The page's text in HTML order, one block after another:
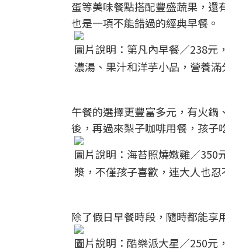
蛋等美味餐點搭配豐盛蔬果，還
也是一項不能錯過的經典早餐。
圖片說明：第凡內早餐／238元
濃湯、果汁和洋芋小品，營養滿
午餐的選擇更豐富多元，有火
後，再過來梨子咖啡用餐，孩子
圖片說明：海苔照燒嫩雞／350
漿，不僅孩子喜歡，連大人也忍
除了假日早餐時段，隨時都能享
圖片說明：酷樂派大星／250元